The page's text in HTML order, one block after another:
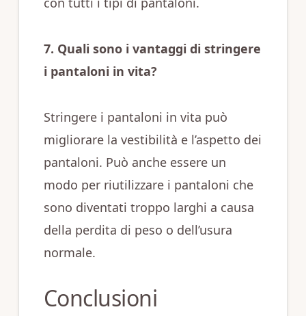
7. Quali sono i vantaggi di stringere
i pantaloni in vita?
Stringere i pantaloni in vita può
migliorare la vestibilità e l’aspetto dei
pantaloni. Può anche essere un
modo per riutilizzare i pantaloni che
sono diventati troppo larghi a causa
della perdita di peso o dell’usura
normale.
Conclusioni